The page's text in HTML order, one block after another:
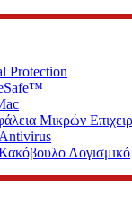
Protection
Μικρών
Λογισμικό